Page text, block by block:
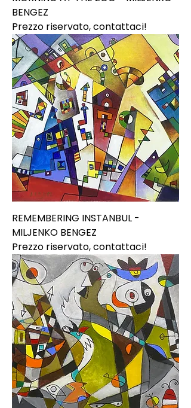
BENGEZ
Prezzo riservato, contattaci!
REMEMBERING INSTANBUL -
MILJENKO BENGEZ
Prezzo riservato, contattaci!